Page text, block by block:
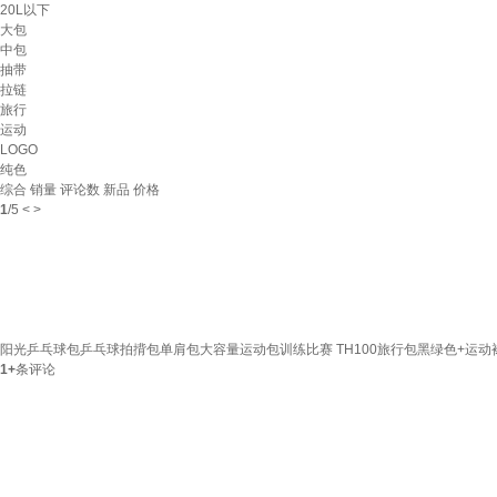
20L以下
大包
中包
抽带
拉链
旅行
运动
LOGO
纯色
综合 销量 评论数 新品 价格
1/5 < >
阳光乒乓球包乒乓球拍揹包单肩包大容量运动包训练比赛 TH100旅行包黑绿色+运动
1+条评论